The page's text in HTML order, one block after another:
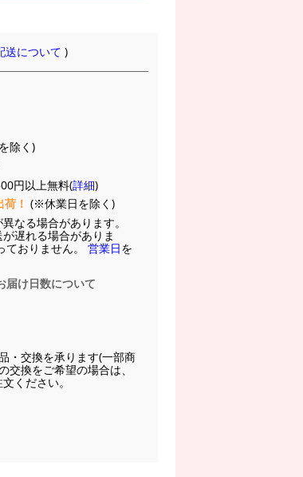
について )
除く)
円以上無料(詳細)
！ (※休業日を除く)
なる場合があります。
遅れる場合がありま
おりません。 営業日を
届け日数について
・交換を承ります(一部商
交換をご希望の場合は、
ください。